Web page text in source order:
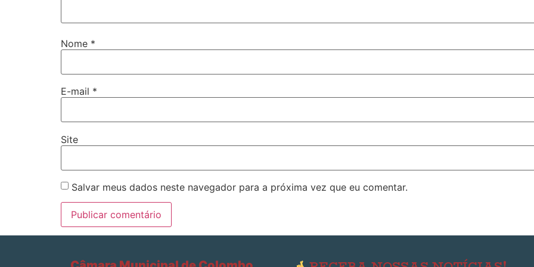
Nome *
E-mail *
Site
Salvar meus dados neste navegador para a próxima vez que eu comentar.